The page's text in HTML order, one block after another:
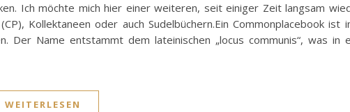
Ich möchte mich hier einer weiteren, seit einiger Zeit langsam
Kollektaneen oder auch Sudelbüchern.Ein Commonplacebook ist
Der Name entstammt dem lateinischen „locus communis“, was in
WEITERLESEN